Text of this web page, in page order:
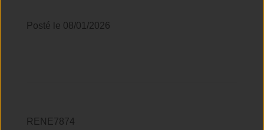
Posté le 08/01/2026
RENE7874